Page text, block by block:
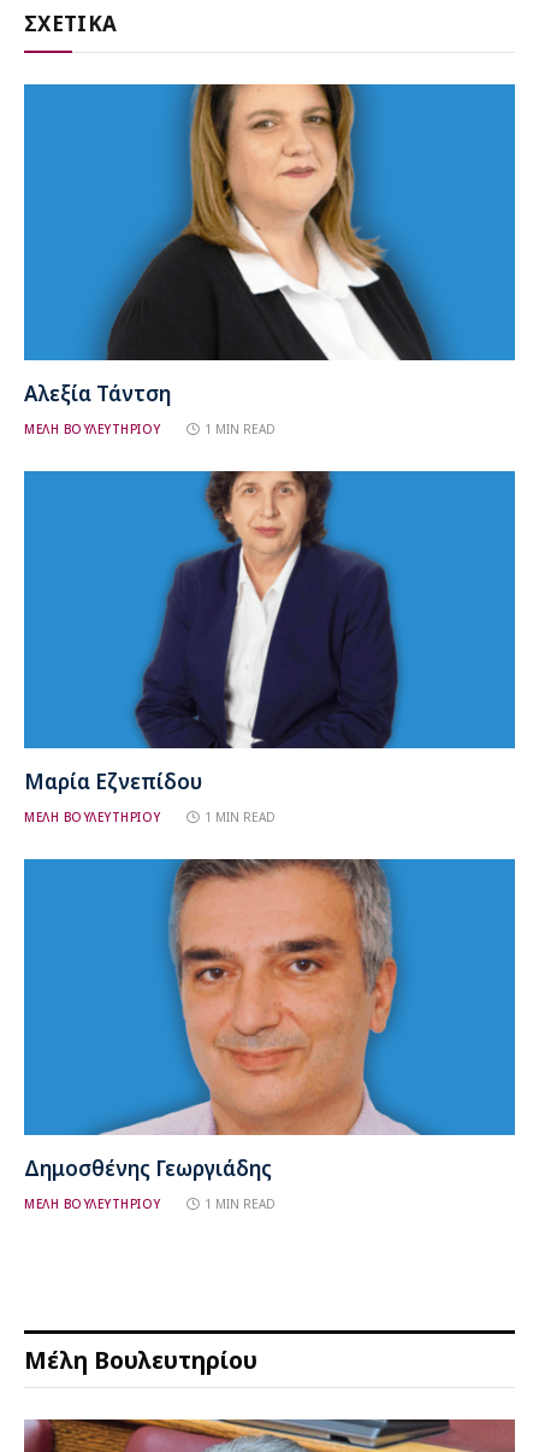
ΣΧΕΤΙΚΑ
Αλεξία Τάντση
ΜΕΛΗ ΒΟΥΛΕΥΤΗΡΙΟΥ 1 MIN READ
Μαρία Εζνεπίδου
ΜΕΛΗ ΒΟΥΛΕΥΤΗΡΙΟΥ 1 MIN READ
Δημοσθένης Γεωργιάδης
ΜΕΛΗ ΒΟΥΛΕΥΤΗΡΙΟΥ 1 MIN READ
Μέλη Βουλευτηρίου